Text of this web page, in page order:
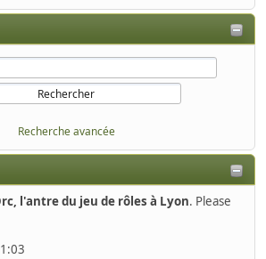
Recherche avancée
l'antre du jeu de rôles à Lyon. Please